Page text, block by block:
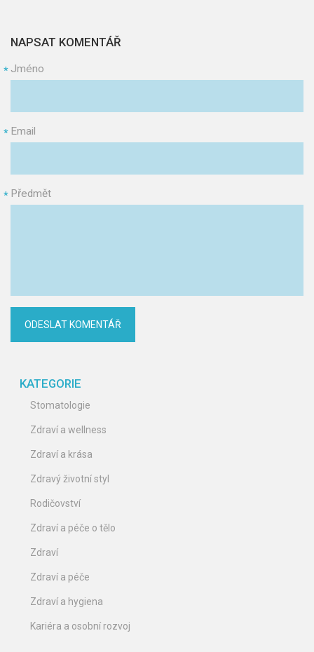
NAPSAT KOMENTÁŘ
Jméno
*
Email
*
Předmět
*
KATEGORIE
Stomatologie
Zdraví a wellness
Zdraví a krása
Zdravý životní styl
Rodičovství
Zdraví a péče o tělo
Zdraví
Zdraví a péče
Zdraví a hygiena
Kariéra a osobní rozvoj